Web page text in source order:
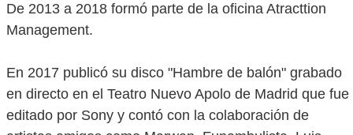
De 2013 a 2018 formó parte de la oficina Atracttion
Management.
En 2017 publicó su disco "Hambre de balón" grabado
en directo en el Teatro Nuevo Apolo de Madrid que fue
editado por Sony y contó con la colaboración de